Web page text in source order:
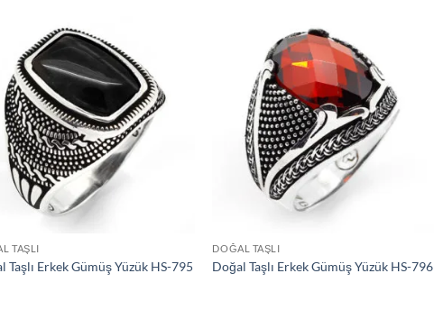
Listeme
Ekle
TAŞLI
Taşlı Erkek Gümüş Yüzük HS-795
DOĞAL TAŞLI
Doğal Taşlı Erkek Gümüş Yüzük HS-796